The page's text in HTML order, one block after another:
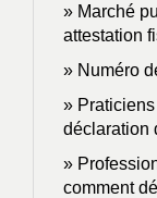
Marché
attestation
Numéro
déclaration
comment